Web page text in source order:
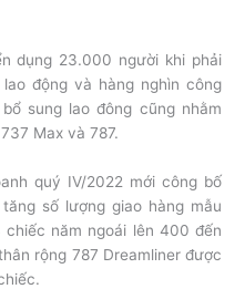
dụng 23.000 người khi phải
động và hàng nghìn công
sung lao đông cũng nhằm
Max và 787.
quý IV/2022 mới công bố
số lượng giao hàng mẫu
năm ngoái lên 400 đến
rộng 787 Dreamliner được